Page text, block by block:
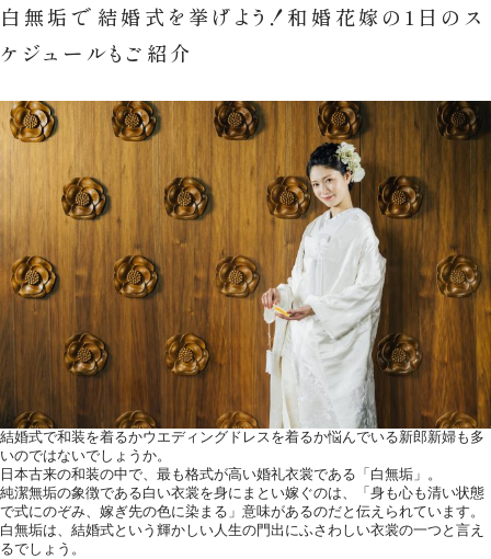
ドレス・和装
ウエディングレポート
アクセス
ご列席の皆様へ
トピックス
お問い合わせ・
資料請求
白無垢で結婚式を挙げよう！和婚花嫁の1日のス
ケジュールもご紹介
結婚式で和装を着るかウエディングドレスを着るか悩んでいる新郎新婦も多
いのではないでしょうか。
日本古来の和装の中で、最も格式が高い婚礼衣裳である「白無垢」。
純潔無垢の象徴である白い衣裳を身にまとい嫁ぐのは、「身も心も清い状態
で式にのぞみ、嫁ぎ先の色に染まる」意味があるのだと伝えられています。
白無垢は、結婚式という輝かしい人生の門出にふさわしい衣裳の一つと言え
るでしょう。